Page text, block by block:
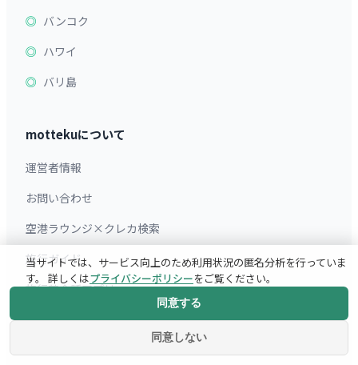
バンコク
ハワイ
バリ島
mottekuについて
運営者情報
お問い合わせ
空港ラウンジ×クレカ検索
旅行ガイド
旅行英会話アプリ
サイトマップ
当サイトでは、サービス向上のため利用状況の匿名分析を行っていま
す。 詳しくはプライバシーポリシーをご覧ください。
同意しない
同意する